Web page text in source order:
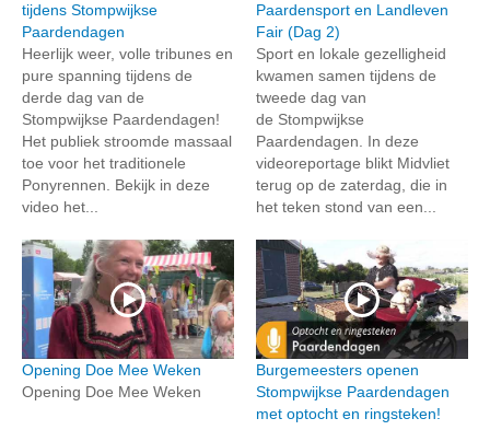
tijdens Stompwijkse
Paardendagen
Heerlijk weer, volle tribunes en
pure spanning tijdens de
derde dag van de
Stompwijkse Paardendagen!
Het publiek stroomde massaal
toe voor het traditionele
Ponyrennen. Bekijk in deze
video het...
Paardensport en Landleven
Fair (Dag 2)
Sport en lokale gezelligheid
kwamen samen tijdens de
tweede dag van
de Stompwijkse
Paardendagen. In deze
videoreportage blikt Midvliet
terug op de zaterdag, die in
het teken stond van een...
Opening Doe Mee Weken
Opening Doe Mee Weken
Burgemeesters openen
Stompwijkse Paardendagen
met optocht en ringsteken!